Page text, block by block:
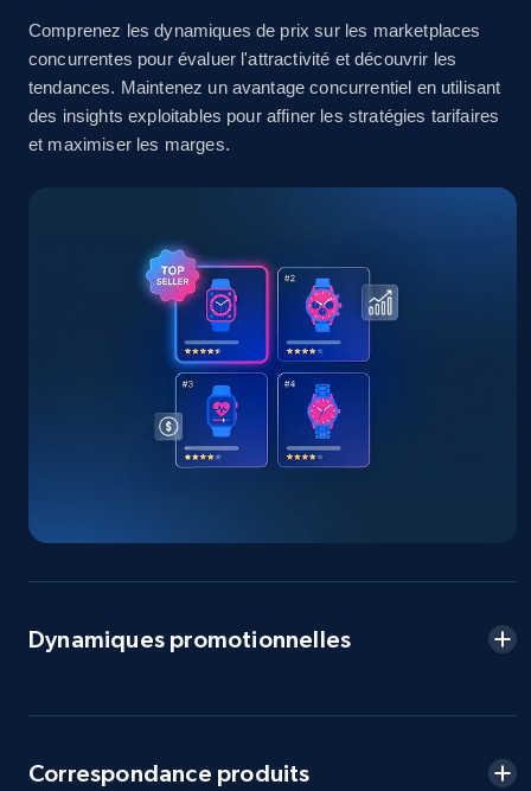
URL, Product id, Title, Seller name, Seller rating,
Seller reviews, Breadcrumbs, Root category, and
more.
2.5K+ 359+
eBay - Gather data on products using
specified keywords
URL, Product id, Title, Seller name, Seller rating,
Seller reviews, Breadcrumbs, Root category, and
359+ Commencer
more.
Comprenez les dynamiques de prix sur les marketplaces
concurrentes pour évaluer l'attractivité et découvrir les
tendances. Maintenez un avantage concurrentiel en utilisant
des insights exploitables pour affiner les stratégies tarifaires
et maximiser les marges.
Dynamiques promotionnelles
Correspondance produits